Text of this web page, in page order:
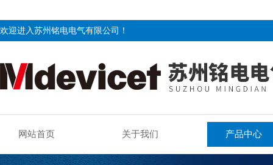
欢迎进入苏州铭电电气有限公司！
网站首页 关于我们 产品中心